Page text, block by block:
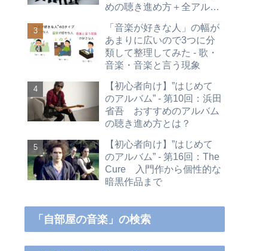
めの聴き進め方＋全アルバ
「音楽が好きな人」の幅が
あまりに広いので3つに分
類して整理してみた - 歌・
音楽・音楽と言う現象
【初心者向け】”はじめて
のアルバム” - 第10回：浜田
省吾 おすすめのアルバム
の聴き進め方とは？
【初心者向け】”はじめて
のアルバム” - 第16回：The
Cure 入門作から個性的な
暗黒作品まで
「自部屋の音楽」の検索